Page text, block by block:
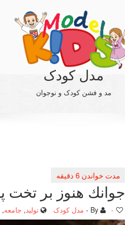
مدل کودک
مد و فشن کودک و نوجوان
جوانك هنوز بر
مدل کودک تولید, جامعه, -